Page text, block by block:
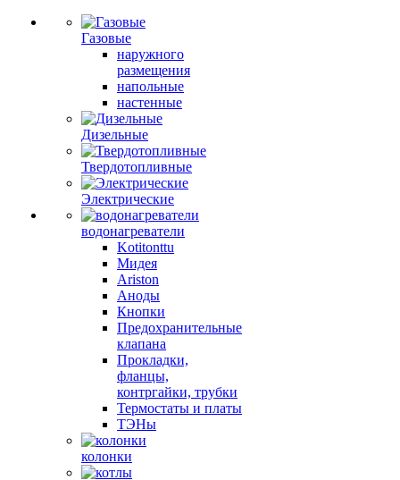
Газовые
наружного
размещения
напольные
настенные
Дизельные
Твердотопливные
Электрические
водонагреватели
Kotitonttu
Мидея
Ariston
Аноды
Кнопки
Предохранительные
клапана
Прокладки,
фланцы,
контргайки, трубки
Термостаты и платы
ТЭНы
колонки